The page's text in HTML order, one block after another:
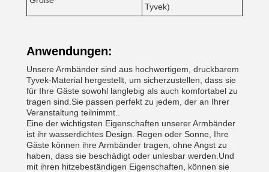
Tyvek)
Anwendungen:
Unsere Armbänder sind aus hochwertigem, druckbarem
Tyvek-Material hergestellt, um sicherzustellen, dass sie
für Ihre Gäste sowohl langlebig als auch komfortabel zu
tragen sind.Sie passen perfekt zu jedem, der an Ihrer
Veranstaltung teilnimmt..
Eine der wichtigsten Eigenschaften unserer Armbänder
ist ihr wasserdichtes Design. Regen oder Sonne, Ihre
Gäste können ihre Armbänder tragen, ohne Angst zu
haben, dass sie beschädigt oder unlesbar werden.Und
mit ihren hitzebeständigen Eigenschaften, können sie